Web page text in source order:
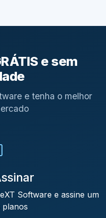
e sem
e tenha o melhor
Software e assine um
planos